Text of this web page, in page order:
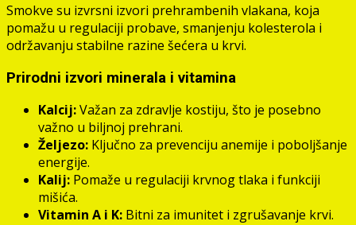
Smokve su izvrsni izvori prehrambenih vlakana, koja
pomažu u regulaciji probave, smanjenju kolesterola i
održavanju stabilne razine šećera u krvi.
Prirodni izvori minerala i vitamina
Kalcij:Važan za zdravlje kostiju, što je posebno
važno u biljnoj prehrani.
Željezo: Ključno za prevenciju anemije i poboljšanje
energije.
Kalij: Pomaže u regulaciji krvnog tlaka i funkciji
mišića.
Vitamin A i K: Bitni za imunitet i zgrušavanje krvi.